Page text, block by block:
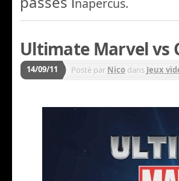
Ultimate Marvel vs
14/09/11 Posté par Nico dans Jeux